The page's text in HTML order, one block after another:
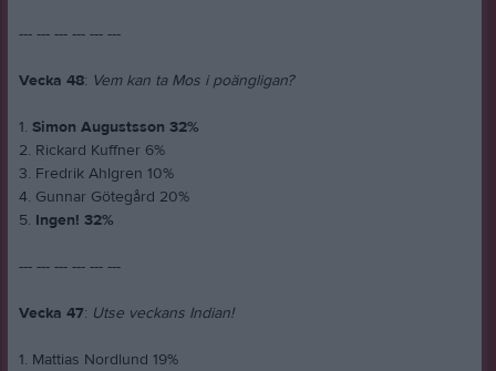
--- --- --- --- --- ---
Vecka 48: Vem kan ta Mos i poängligan?
1. Simon Augustsson 32%
2. Rickard Kuffner 6%
3. Fredrik Ahlgren 10%
4. Gunnar Götegård 20%
5. Ingen! 32%
--- --- --- --- --- ---
Vecka 47: Utse veckans Indian!
1. Mattias Nordlund 19%